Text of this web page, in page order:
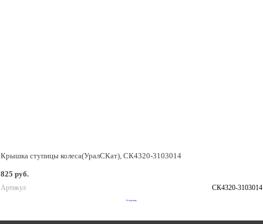
Крышка ступицы колеса(УралСКат), СК4320-3103014
825 руб.
Артикул СК4320-3103014
В корзину